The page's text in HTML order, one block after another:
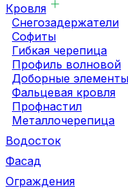
Кровля
Снегозадержатели
Софиты
Гибкая черепица
Профиль волновой
Доборные элементы
Фальцевая кровля
Профнастил
Металлочерепица
Водосток
Фасад
Ограждения